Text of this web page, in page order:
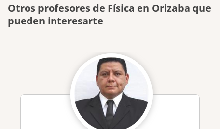
Otros profesores de Física en Orizaba que
pueden interesarte